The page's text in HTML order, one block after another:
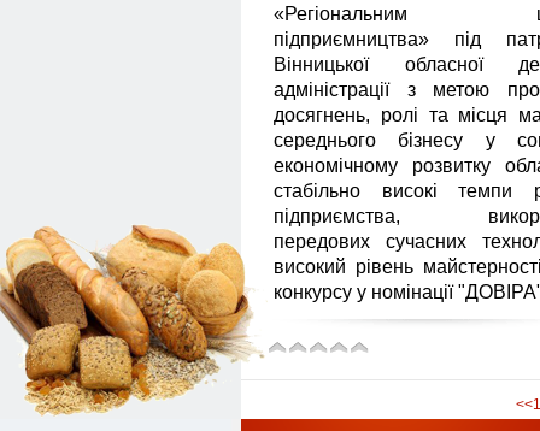
«Регіональним
підприємництва» під
Вінницької обласної
адміністрації з метою
досягнень, ролі та місця
середнього бізнесу у
економічному розвитку
стабільно високі темпи
підприємства,
передових сучасних
високий рівень
конкурсу у номінації
<<1